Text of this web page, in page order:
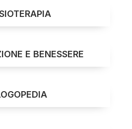
E BENESSERE